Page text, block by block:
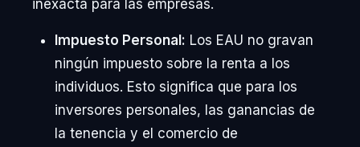
inexacta para las empresas.
Impuesto Personal: Los EAU no gravan
ningún impuesto sobre la renta a los
individuos. Esto significa que para los
inversores personales, las ganancias de
la tenencia y el comercio de